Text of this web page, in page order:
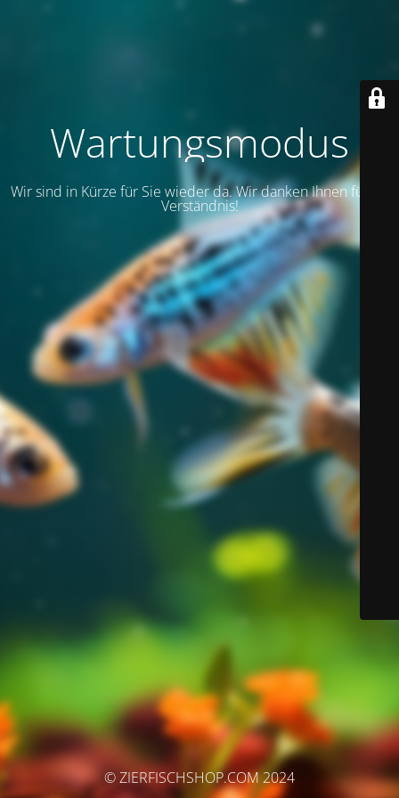
Wartungsmodus
Wir sind in Kürze für Sie wieder da. Wir danken Ihnen für Ihr
Verständnis!
© ZIERFISCHSHOP.COM 2024